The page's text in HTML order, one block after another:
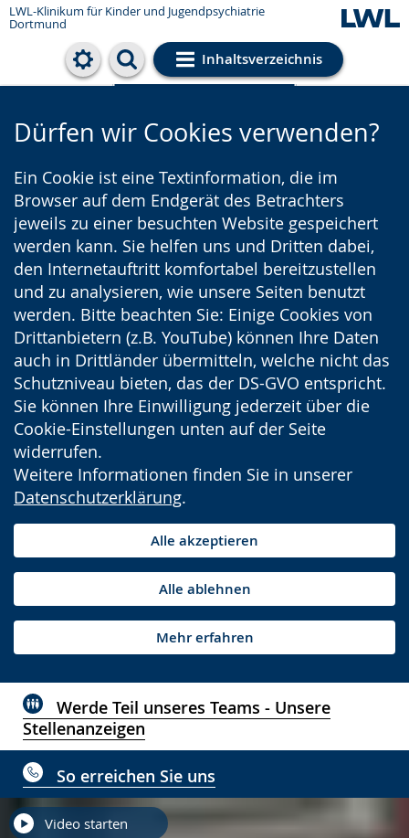
LWL-Klinikum für Kinder und Jugendpsychiatrie
Dortmund
Inhaltsverzeichnis
Cookie-Einstellungen
Dürfen wir Cookies verwenden?
Ein Cookie ist eine Textinformation, die im
Browser auf dem Endgerät des Betrachters
jeweils zu einer besuchten Website gespeichert
werden kann. Sie helfen uns und Dritten dabei,
den Internetauftritt komfortabel bereitzustellen
und zu analysieren, wie unsere Seiten benutzt
werden. Bitte beachten Sie: Einige Cookies von
Drittanbietern (z.B. YouTube) können Ihre Daten
auch in Drittländer übermitteln, welche nicht das
Schutzniveau bieten, das der DS-GVO entspricht.
Sie können Ihre Einwilligung jederzeit über die
Cookie-Einstellungen unten auf der Seite
widerrufen.
Weitere Informationen finden Sie in unserer
Datenschutzerklärung.
Alle akzeptieren
Alle ablehnen
Mehr erfahren
Werde Teil unseres Teams - Unsere
Stellenanzeigen
So erreichen Sie uns
Video starten